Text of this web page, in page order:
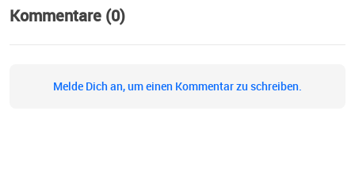
Kommentare (0)
Melde Dich an, um einen Kommentar zu schreiben.